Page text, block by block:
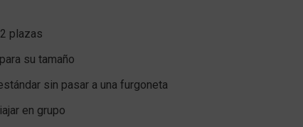
plazas
su tamaño
sin pasar a una furgoneta
en grupo